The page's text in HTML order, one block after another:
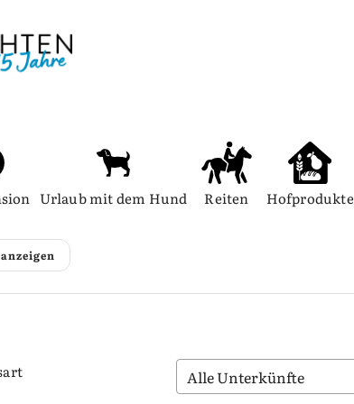
Urlaub mit dem Hund Reiten Hofprodukte
Alle Unterkünfte